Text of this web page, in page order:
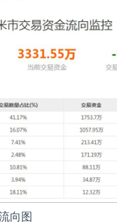
向图